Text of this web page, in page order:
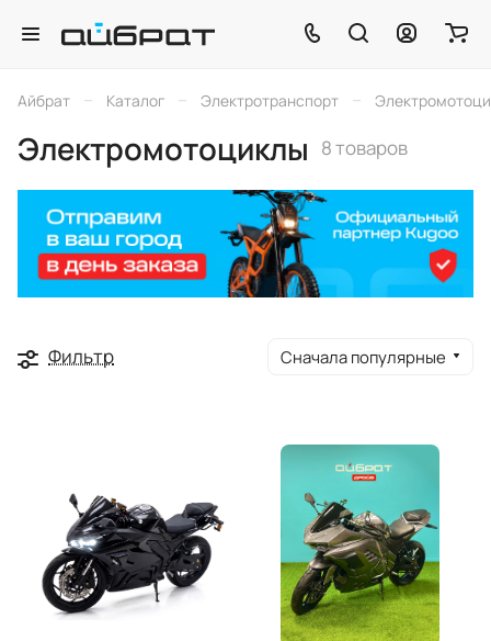
Айбрат – Каталог – Электротранспорт –
Электромотоциклы 8 товаров
Фильтр Сначала популярные